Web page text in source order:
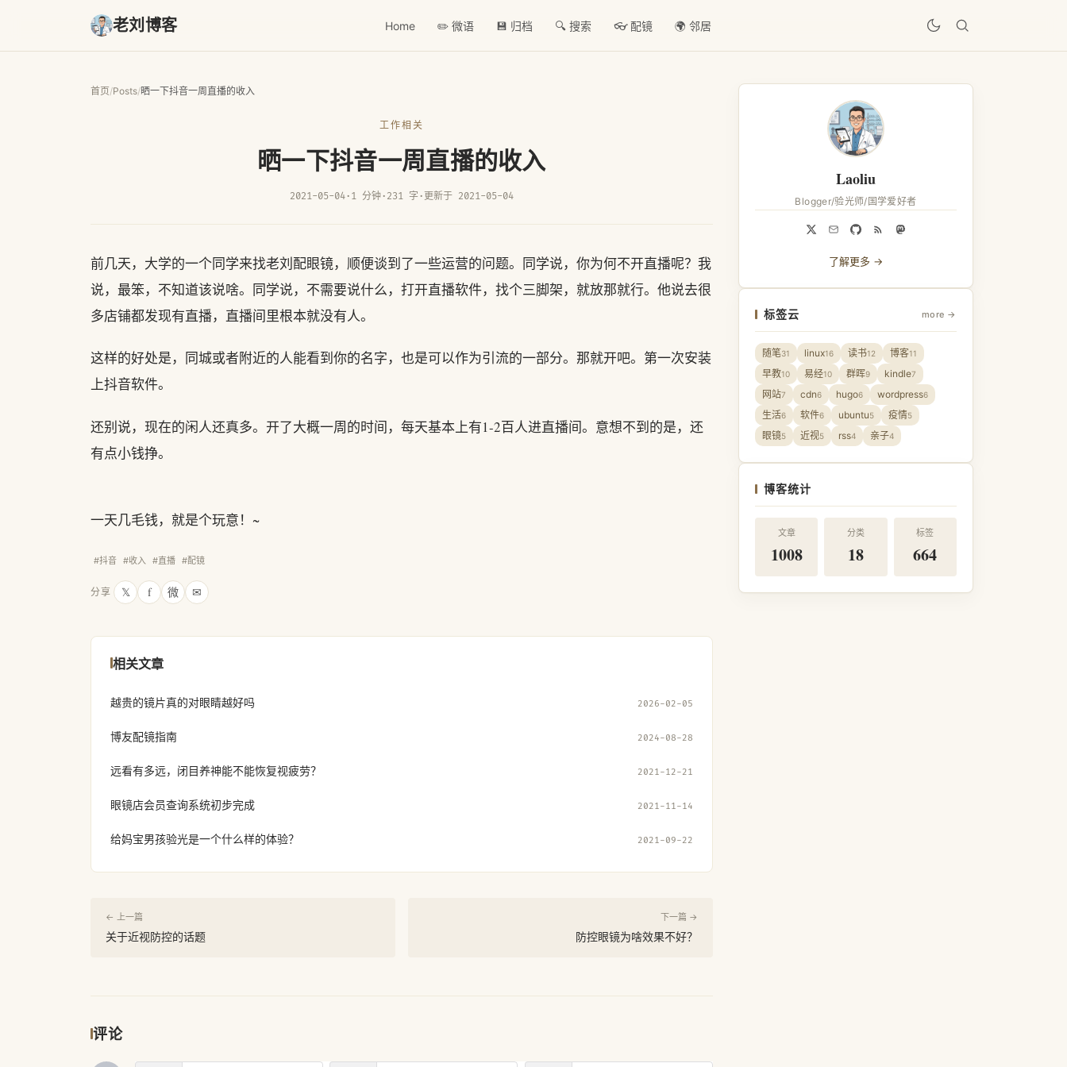
老刘博客 Home ✏️ 微语 💾 归档 🔍 搜索 👓 配镜 🌍 邻居
首页/Posts/晒一下抖音一周直播的收入
工作相关
晒一下抖音一周直播的收入
2021-05-04· 1 分钟· 231 字 · 更新于 2021-05-04
前几天，大学的一个同学来找老刘配眼镜，顺便谈到了一些运营的问题。同学说，你为何不开直播呢？我
说，最笨，不知道该说啥。同学说，不需要说什么，打开直播软件，找个三脚架，就放那就行。他说去很
多店铺都发现有直播，直播间里根本就没有人。
这样的好处是，同城或者附近的人能看到你的名字，也是可以作为引流的一部分。那就开吧。第一次安装
上抖音软件。
还别说，现在的闲人还真多。开了大概一周的时间，每天基本上有1-2百人进直播间。意想不到的是，还
有点小钱挣。
一天几毛钱，就是个玩意！~
#抖音 #收入 #直播 #配镜
分享 𝕏 f 微 ✉
相关文章
越贵的镜片真的对眼睛越好吗 2026-02-05
博友配镜指南 2024-08-28
远看有多远，闭目养神能不能恢复视疲劳？ 2021-12-21
眼镜店会员查询系统初步完成 2021-11-14
给妈宝男孩验光是一个什么样的体验？ 2021-09-22
← 上一篇
关于近视防控的话题
下一篇 →
防控眼镜为啥效果不好？
评论
Laoliu
Blogger/验光师/国学爱好者
了解更多 →
标签云 more →
随笔31 linux16 读书12 博客11
早教10 易经10 群晖9 kindle7
网站7 cdn6 hugo6 wordpress6
生活6 软件6 ubuntu5 疫情5
眼镜5 近视5 rss4 亲子4
博客统计
文章
1008
分类
18
标签
664